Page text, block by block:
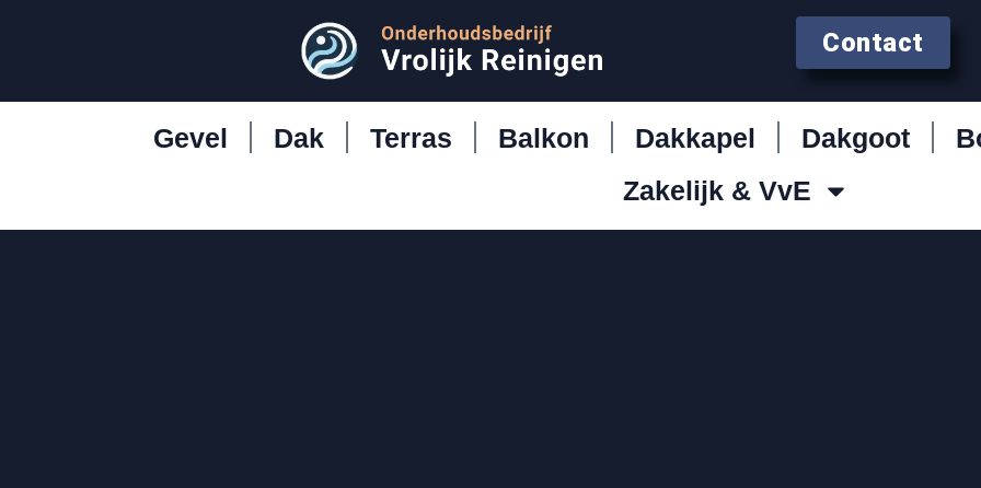
Contact
Gevel Dak Terras Balkon Dakkapel Dakgoot
Zakelijk & VvE